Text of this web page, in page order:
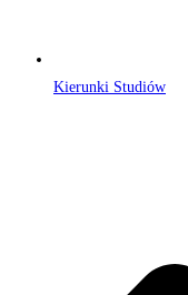
Kierunki Studiów